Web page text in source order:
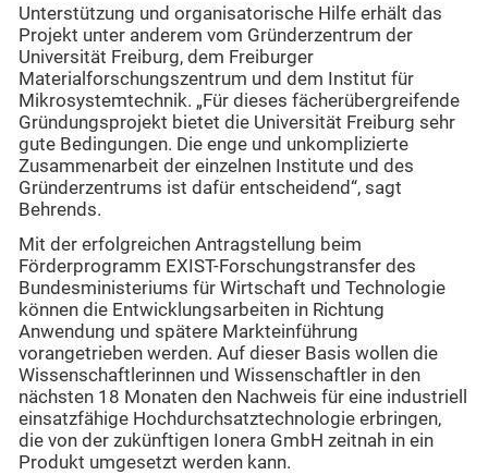
Unterstützung und organisatorische Hilfe erhält das
Projekt unter anderem vom Gründerzentrum der
Universität Freiburg, dem Freiburger
Materialforschungszentrum und dem Institut für
Mikrosystemtechnik. „Für dieses fächerübergreifende
Gründungsprojekt bietet die Universität Freiburg sehr
gute Bedingungen. Die enge und unkomplizierte
Zusammenarbeit der einzelnen Institute und des
Gründerzentrums ist dafür entscheidend“, sagt
Behrends.
Mit der erfolgreichen Antragstellung beim
Förderprogramm EXIST-Forschungstransfer des
Bundesministeriums für Wirtschaft und Technologie
können die Entwicklungsarbeiten in Richtung
Anwendung und spätere Markteinführung
vorangetrieben werden. Auf dieser Basis wollen die
Wissenschaftlerinnen und Wissenschaftler in den
nächsten 18 Monaten den Nachweis für eine industriell
einsatzfähige Hochdurchsatztechnologie erbringen,
die von der zukünftigen Ionera GmbH zeitnah in ein
Produkt umgesetzt werden kann.